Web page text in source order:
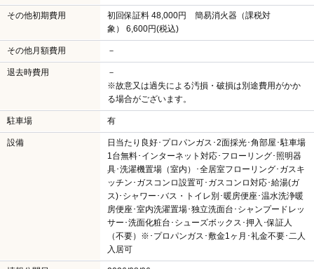
その他初期費用
初回保証料 48,000円 簡易消火器（課税対
象） 6,600円(税込)
その他月額費用 －
退去時費用
－
※故意又は過失による汚損・破損は別途費用がかか
る場合がございます。
駐車場 有
設備
日当たり良好･プロパンガス･2面採光･角部屋･駐車場
1台無料･インターネット対応･フローリング･照明器
具･洗濯機置場（室内）･全居室フローリング･ガスキ
ッチン･ガスコンロ設置可･ガスコンロ対応･給湯(ガ
ス)･シャワー･バス・トイレ別･暖房便座･温水洗浄暖
房便座･室内洗濯置場･独立洗面台･シャンプードレッ
サー･洗面化粧台･シューズボックス･押入･保証人
（不要）※･プロパンガス･敷金1ヶ月･礼金不要･二人
入居可